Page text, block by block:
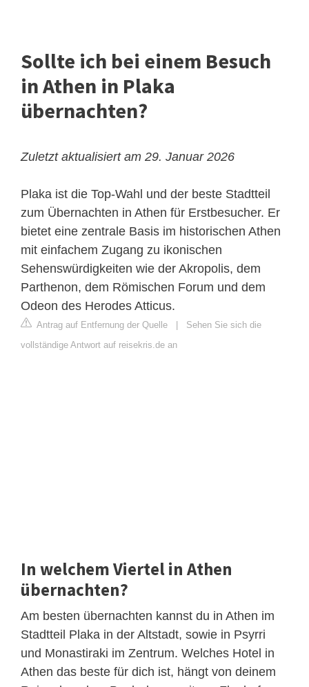
Sollte ich bei einem Besuch
in Athen in Plaka
übernachten?
Zuletzt aktualisiert am 29. Januar 2026
Plaka ist die Top-Wahl und der beste Stadtteil
zum Übernachten in Athen für Erstbesucher. Er
bietet eine zentrale Basis im historischen Athen
mit einfachem Zugang zu ikonischen
Sehenswürdigkeiten wie der Akropolis, dem
Parthenon, dem Römischen Forum und dem
Odeon des Herodes Atticus.
Antrag auf Entfernung der Quelle
Sehen Sie sich die
vollständige Antwort auf reisekris.de an
In welchem Viertel in Athen
übernachten?
Am besten übernachten kannst du in Athen im
Stadtteil Plaka in der Altstadt, sowie in Psyrri
und Monastiraki im Zentrum. Welches Hotel in
Athen das beste für dich ist, hängt von deinem